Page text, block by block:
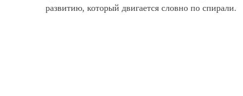
развитию, который двигается словно по спирали.